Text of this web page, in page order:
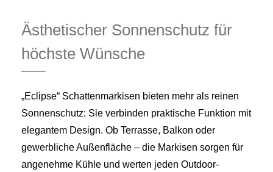
Ästhetischer Sonnenschutz für
höchste Wünsche
„Eclipse“ Schattenmarkisen bieten mehr als reinen
Sonnenschutz: Sie verbinden praktische Funktion mit
elegantem Design. Ob Terrasse, Balkon oder
gewerbliche Außenfläche – die Markisen sorgen für
angenehme Kühle und werten jeden Outdoor-